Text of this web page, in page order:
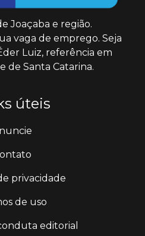
Joaçaba e região.
vaga de emprego. Seja
Luiz, referência em
de Santa Catarina.
úteis
privacidade
de uso
editorial